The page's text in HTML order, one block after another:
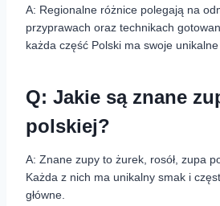
A: Regionalne różnice polegają na
przyprawach oraz technikach
każda część Polski ma swoje unikalne
Q: Jakie są znane
polskiej?
A: Znane zupy to żurek, rosół, zupa
Każda z nich ma unikalny smak i
główne.